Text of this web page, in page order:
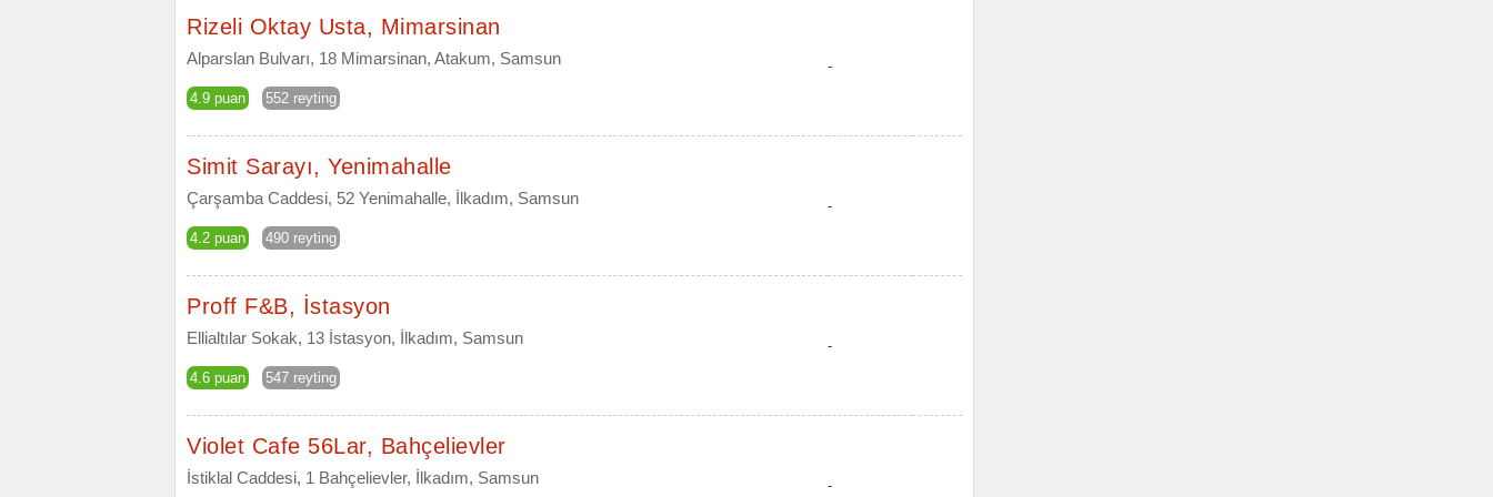
Rizeli Oktay Usta, Mimarsinan
Alparslan Bulvarı, 18 Mimarsinan, Atakum, Samsun
4.9 puan 552 reyting
-
Simit Sarayı, Yenimahalle
Çarşamba Caddesi, 52 Yenimahalle, İlkadım, Samsun
4.2 puan 490 reyting
-
Proff F&B, İstasyon
Ellialtılar Sokak, 13 İstasyon, İlkadım, Samsun
4.6 puan 547 reyting
-
Violet Cafe 56Lar, Bahçelievler
İstiklal Caddesi, 1 Bahçelievler, İlkadım, Samsun -